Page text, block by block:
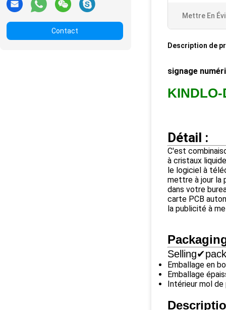
Contact
Mettre En
Description de
signage
KINDLO-
Détail :
C'est
à cristaux
le logiciel à
mettre à jour la
dans votre
carte PCB
la publicité à
Emballage en
Emballage
Intérieur mol